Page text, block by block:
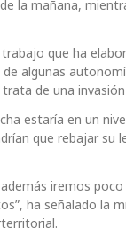
la mañana,
que ha
algunas
de una
estaría en un
que rebajar su
iremos
ha señalado la